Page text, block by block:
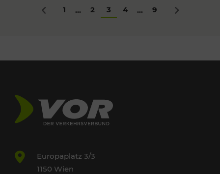
Zurück
1 ... 2 3 4 ... 9 Nächstes
Europaplatz 3/3
1150 Wien